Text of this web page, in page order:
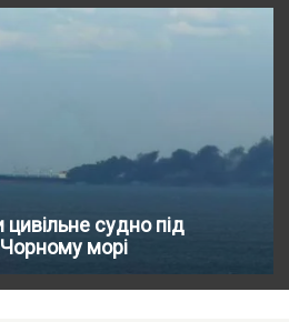
цивільне судно під
Чорному морі